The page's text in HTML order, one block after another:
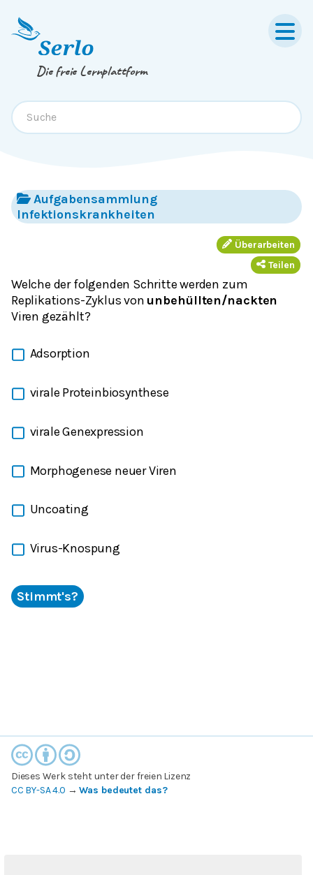
Springe zum
Die freie Lernplattform
Aufgabensammlung
Infektionskrankheiten
Überarbeiten
Teilen
Welche der folgenden Schritte werden zum
Replikations-Zyklus von unbehüllten/nackten
Viren gezählt?
Adsorption
virale Proteinbiosynthese
virale Genexpression
Morphogenese neuer Viren
Uncoating
Virus-Knospung
Stimmt's?
Dieses Werk steht unter der freien Lizenz
CC BY-SA 4.0 →Was bedeutet das?